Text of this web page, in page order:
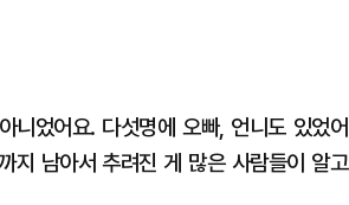
니었어요. 다섯명에 오빠, 언니도 있었어
지 남아서 추려진 게 많은 사람들이 알고